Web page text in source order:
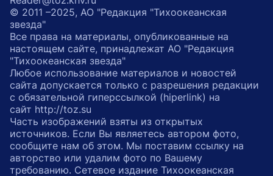
© 2011 –2025, АО "Редакция "Тихоокеанская
звезда"
Все права на материалы, опубликованные на
настоящем сайте, принадлежат АО "Редакция
"Тихоокеанская звезда"
Любое использование материалов и новостей
сайта допускается только с разрешения редакции
с обязательной гиперссылкой (hiperlink) на
сайт http://toz.su
Часть изображений взяты из открытых
источников. Если Вы являетесь автором фото,
сообщите нам об этом. Мы поставим ссылку на
авторство или удалим фото по Вашему
требованию. Сетевое издание Тихоокеанская